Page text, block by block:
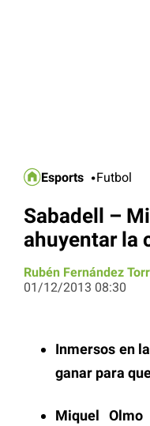
Esports Futbol
Sabadell –
ahuyentar la
Rubén Fernández
01/12/2013 08:30
Inmersos en
ganar para
Miquel